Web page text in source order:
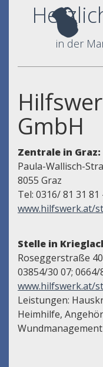
in der
GmbH
Zentrale in Graz:
Paula-Wallisch-
8055 Graz
Tel: 0316/ 81 31 81
www.hilfswerk.at/
Stelle in
Roseggerstraße
03854/30 07; 0664/
www.hilfswerk.at/
Leistungen:
Heimhilfe,
Wundmanagement